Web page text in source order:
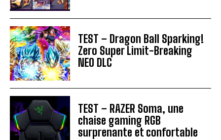
TEST – Dragon Ball Sparking!
Zero Super Limit-Breaking
NEO DLC
TEST – RAZER Soma, une
chaise gaming RGB
surprenante et confortable